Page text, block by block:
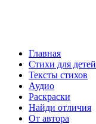
Главная
Стихи для детей
Тексты стихов
Аудио
Раскраски
Найди отличия
От автора